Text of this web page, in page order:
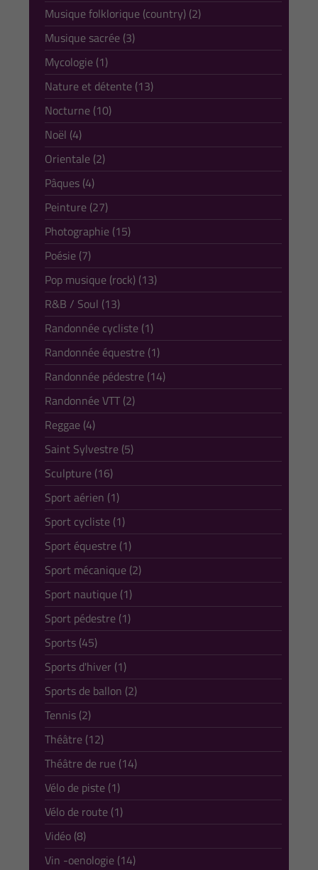
Musique folklorique (country) (2)
Musique sacrée (3)
Mycologie (1)
Nature et détente (13)
Nocturne (10)
Noël (4)
Orientale (2)
Pâques (4)
Peinture (27)
Photographie (15)
Poésie (7)
Pop musique (rock) (13)
R&B / Soul (13)
Randonnée cycliste (1)
Randonnée équestre (1)
Randonnée pédestre (14)
Randonnée VTT (2)
Reggae (4)
Saint Sylvestre (5)
Sculpture (16)
Sport aérien (1)
Sport cycliste (1)
Sport équestre (1)
Sport mécanique (2)
Sport nautique (1)
Sport pédestre (1)
Sports (45)
Sports d'hiver (1)
Sports de ballon (2)
Tennis (2)
Théâtre (12)
Théâtre de rue (14)
Vélo de piste (1)
Vélo de route (1)
Vidéo (8)
Vin -oenologie (14)